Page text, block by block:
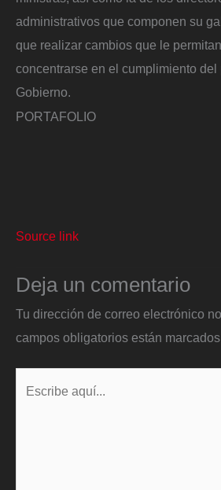
administrativos que componen su
que realizar cambios que le
concentrarse en el cumplimiento del
Gobierno.
PORTAFOLIO
Source link
Deja un comentario
Tu dirección de correo electrónico
campos obligatorios están